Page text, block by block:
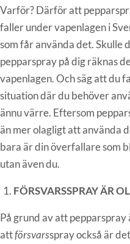
Varför? Därför att
faller under vapenlagen i
som får använda det. Skulle
pepparspray på dig räknas
vapenlagen. Och säg att du
situation där du behöver
ännu värre. Eftersom
än mer olagligt att använda
bara är din överfallare som
utan även du.
FÖRSVARSSPRAY ÄR
På grund av att
attförsvarsspray också är